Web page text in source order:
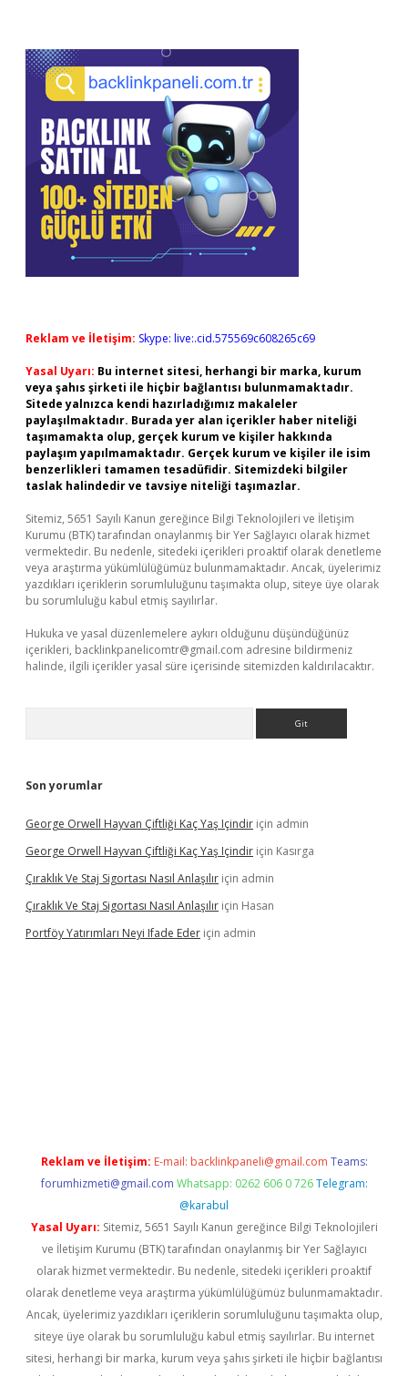
Reklam ve İletişim: Skype: live:.cid.575569c608265c69
Yasal Uyarı: Bu internet sitesi, herhangi bir marka, kurum
veya şahıs şirketi ile hiçbir bağlantısı bulunmamaktadır.
Sitede yalnızca kendi hazırladığımız makaleler
paylaşılmaktadır. Burada yer alan içerikler haber niteliği
taşımamakta olup, gerçek kurum ve kişiler hakkında
paylaşım yapılmamaktadır. Gerçek kurum ve kişiler ile isim
benzerlikleri tamamen tesadüfidir. Sitemizdeki bilgiler
taslak halindedir ve tavsiye niteliği taşımazlar.
Sitemiz, 5651 Sayılı Kanun gereğince Bilgi Teknolojileri ve İletişim
Kurumu (BTK) tarafından onaylanmış bir Yer Sağlayıcı olarak hizmet
vermektedir. Bu nedenle, sitedeki içerikleri proaktif olarak denetleme
veya araştırma yükümlülüğümüz bulunmamaktadır. Ancak, üyelerimiz
yazdıkları içeriklerin sorumluluğunu taşımakta olup, siteye üye olarak
bu sorumluluğu kabul etmiş sayılırlar.
Hukuka ve yasal düzenlemelere aykırı olduğunu düşündüğünüz
içerikleri, backlinkpanelicomtr@gmail.com adresine bildirmeniz
halinde, ilgili içerikler yasal süre içerisinde sitemizden kaldırılacaktır.
Son yorumlar
George Orwell Hayvan Çiftliği Kaç Yaş Içindir için admin
George Orwell Hayvan Çiftliği Kaç Yaş Içindir için Kasırga
Çıraklık Ve Staj Sigortası Nasıl Anlaşılır için admin
Çıraklık Ve Staj Sigortası Nasıl Anlaşılır için Hasan
Portföy Yatırımları Neyi Ifade Eder için admin
Reklam ve İletişim: E-mail: backlinkpaneli@gmail.com Teams:
forumhizmeti@gmail.com Whatsapp: 0262 606 0 726 Telegram:
@karabul
Yasal Uyarı: Sitemiz, 5651 Sayılı Kanun gereğince Bilgi Teknolojileri
ve İletişim Kurumu (BTK) tarafından onaylanmış bir Yer Sağlayıcı
olarak hizmet vermektedir. Bu nedenle, sitedeki içerikleri proaktif
olarak denetleme veya araştırma yükümlülüğümüz bulunmamaktadır.
Ancak, üyelerimiz yazdıkları içeriklerin sorumluluğunu taşımakta olup,
siteye üye olarak bu sorumluluğu kabul etmiş sayılırlar. Bu internet
sitesi, herhangi bir marka, kurum veya şahıs şirketi ile hiçbir bağlantısı